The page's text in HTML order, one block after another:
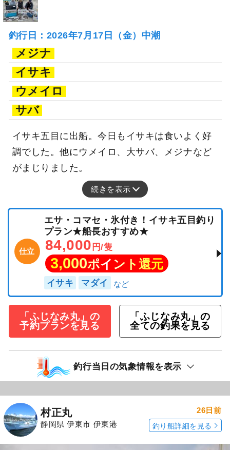
釣行日：2026年7月17日（金）中潮
メジナ
イサキ
ウメイロ
サバ
イサキ五目に出船。今日もイサキは食いよく好
調でした。他にウメイロ、大サバ、メジナなど
がまじりました。
続きを表示
仕立
エサ・コマセ・氷付き！イサキ五目釣り
プラン★船長おすすめ★
84,000 円/隻
3,000ポイント還元
イサキ マダイ
「ふじなみ丸」の
予約プランを見る
「ふじなみ丸」の
全ての釣果を見る
釣行当日の気象情報を表示
村正丸
静岡県 伊東市 伊東港
26日前
釣り船詳細を見る